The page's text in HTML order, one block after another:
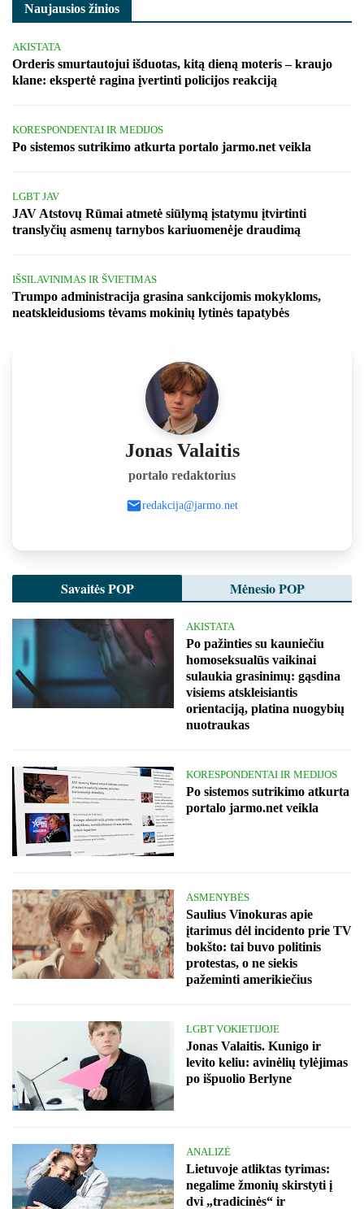
Naujausios žinios
AKISTATA
Orderis smurtautojui išduotas, kitą dieną moteris – kraujo
klane: ekspertė ragina įvertinti policijos reakciją
KORESPONDENTAI IR MEDIJOS
Po sistemos sutrikimo atkurta portalo jarmo.net veikla
LGBT JAV
JAV Atstovų Rūmai atmetė siūlymą įstatymu įtvirtinti
translyčių asmenų tarnybos kariuomenėje draudimą
IŠSILAVINIMAS IR ŠVIETIMAS
Trumpo administracija grasina sankcijomis mokykloms,
neatskleidusioms tėvams mokinių lytinės tapatybės
Jonas Valaitis
portalo redaktorius
redakcija@jarmo.net
Savaitės POP Mėnesio POP
AKISTATA
Po pažinties su kauniečiu
homoseksualūs vaikinai
sulaukia grasinimų: gąsdina
visiems atskleisiantis
orientaciją, platina nuogybių
nuotraukas
KORESPONDENTAI IR MEDIJOS
Po sistemos sutrikimo atkurta
portalo jarmo.net veikla
ASMENYBĖS
Saulius Vinokuras apie
įtarimus dėl incidento prie TV
bokšto: tai buvo politinis
protestas, o ne siekis
pažeminti amerikiečius
LGBT VOKIETIJOJE
Jonas Valaitis. Kunigo ir
levito keliu: avinėlių tylėjimas
po išpuolio Berlyne
ANALIZĖ
Lietuvoje atliktas tyrimas:
negalime žmonių skirstyti į
dvi „tradicinės“ ir